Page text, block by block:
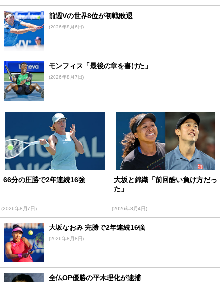
前週Vの世界8位が初戦敗退
(2026年8月6日)
モンフィス「最後の章を書けた」
(2026年8月7日)
66分の圧勝で2年連続16強
(2026年8月7日)
大坂と錦織「前回酷い負け方だっ
た」
(2026年8月4日)
大坂なおみ 完勝で2年連続16強
(2026年8月8日)
全仏OP優勝の平木理化が逮捕